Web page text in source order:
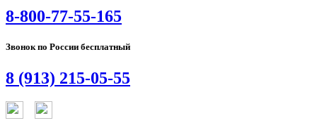
8-800-77-55-165
Звонок по России бесплатный
8 (913) 215-05-55